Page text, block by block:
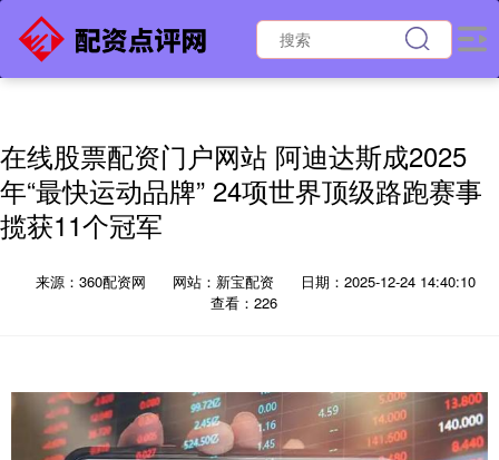
在线股票配资门户网站 阿迪达斯成2025
年“最快运动品牌” 24项世界顶级路跑赛事
揽获11个冠军
来源：360配资网 网站：新宝配资
日期：2025-12-24 14:40:10
查看：226